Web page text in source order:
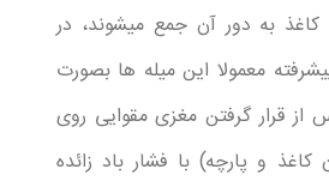
کاغذ به دور آن جمع میشوند، در
معمولا این میله ها بصورت
از قرار گرفتن مغزی مقوایی روی
و پارچه) با فشار باد زائده